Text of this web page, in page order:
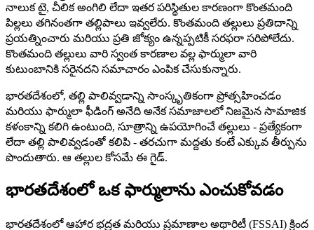
నాలుక టై, చీలిక అంగిలి లేదా ఇతర పరిస్థితుల కారణంగా కొంతమంది
పిల్లలు తగినంతగా తల్లిపాలు ఇవ్వలేరు. కొంతమంది తల్లులు ప్రతిదాన్ని
ప్రయత్నించారు మరియు ప్రతి జోక్యం ఉన్నప్పటికీ సరఫరా సరిపోలేదు.
కొంతమంది తల్లులు వారి స్వంత కారణాల వల్ల ఫార్ములా వారి
కుటుంబానికి సరైనదని సమాచారం ఎంపిక చేసుకున్నారు.
భారతదేశంలో, తల్లి పాలివ్వడాన్ని సాంస్కృతికంగా ప్రోత్సహించడం
మరియు ఫార్ములా ఫీడింగ్ అనేది అనేక సమాజాలలో నిజమైన సామాజిక
కళంకాన్ని కలిగి ఉంటుంది, సూత్రాన్ని ఉపయోగించే తల్లులు - ప్రత్యేకంగా
లేదా తల్లి పాలివ్వడంతో కలిపి - తరచుగా మద్దతు కంటే ఎక్కువ తీర్పును
పొందుతారు. ఆ తల్లుల కోసమే ఈ గైడ్.
భారతదేశంలో ఒక ఫార్ములాను ఎంచుకోవడం
భారతదేశంలో ఆహార భద్రత మరియు ప్రమాణాల అథారిటీ (FSSAI) క్రింద